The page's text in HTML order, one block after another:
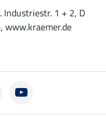
Industriestr. 1 + 2, D
www.kraemer.de